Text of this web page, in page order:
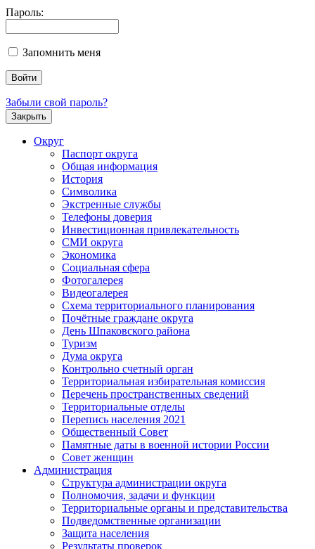
Пароль:
Запомнить меня
Забыли свой пароль?
Закрыть
Округ
Паспорт округа
Общая информация
История
Символика
Экстренные службы
Телефоны доверия
Инвестиционная привлекательность
СМИ округа
Экономика
Социальная сфера
Фотогалерея
Видеогалерея
Схема территориального планирования
Почётные граждане округа
День Шпаковского района
Туризм
Дума округа
Контрольно счетный орган
Территориальная избирательная комиссия
Перечень пространственных сведений
Территориальные отделы
Перепись населения 2021
Общественный Совет
Памятные даты в военной истории России
Совет женщин
Администрация
Структура администрации округа
Полномочия, задачи и функции
Территориальные органы и представительства
Подведомственные организации
Защита населения
Результаты проверок